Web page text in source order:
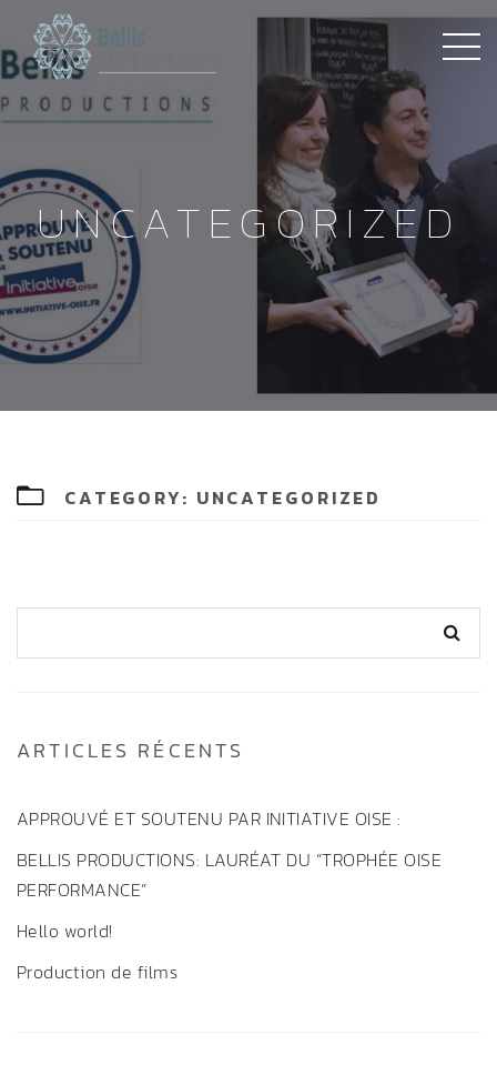
UNCATEGORIZED
CATEGORY: UNCATEGORIZED
ARTICLES RÉCENTS
APPROUVÉ ET SOUTENU PAR INITIATIVE OISE :
BELLIS PRODUCTIONS: LAURÉAT DU “TROPHÉE OISE
PERFORMANCE”
Hello world!
Production de films